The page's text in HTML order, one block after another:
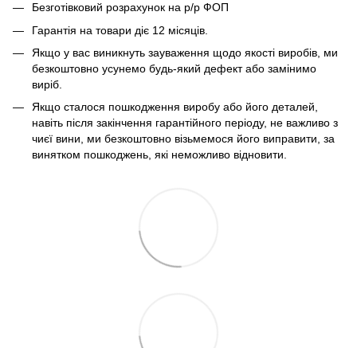
Безготівковий розрахунок на р/р ФОП
Гарантія на товари діє 12 місяців.
Якщо у вас виникнуть зауваження щодо якості виробів, ми
безкоштовно усунемо будь-який дефект або замінимо
виріб.
Якщо сталося пошкодження виробу або його деталей,
навіть після закінчення гарантійного періоду, не важливо з
чиєї вини, ми безкоштовно візьмемося його виправити, за
винятком пошкоджень, які неможливо відновити.